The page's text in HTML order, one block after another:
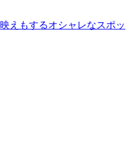
えもするオシャレなスポッ